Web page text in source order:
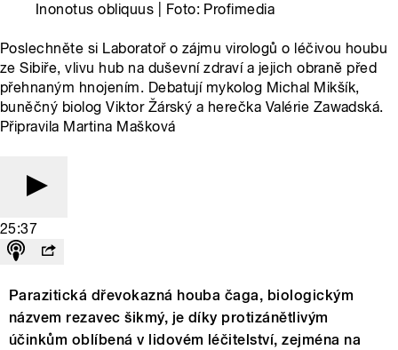
Inonotus obliquus | Foto: Profimedia
Poslechněte si Laboratoř o zájmu virologů o léčivou houbu
ze Sibiře, vlivu hub na duševní zdraví a jejich obraně před
přehnaným hnojením. Debatují mykolog Michal Mikšík,
buněčný biolog Viktor Žárský a herečka Valérie Zawadská.
Připravila Martina Mašková
25:37
Parazitická dřevokazná houba čaga, biologickým
názvem rezavec šikmý, je díky protizánětlivým
účinkům oblíbená v lidovém léčitelství, zejména na